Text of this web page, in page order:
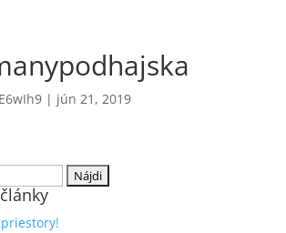
| jún 21, 2019